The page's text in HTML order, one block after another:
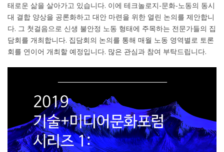
태로운 삶을 살아가고 있습니다. 이에 테크놀로지-문화-노동의 동시
대 결합 양상을 공론화하고 대안 마련을 위한 열린 논의를 제안합니
다. 그 첫걸음으로 신생 불안정 노동 형태에 주목하는 전문가들의 집
담회를 개최합니다. 집담회의 논의를 통해 매월 노동 영역별로 토론
회를 연이어 개최할 예정입니다. 많은 관심과 참여 부탁드립니다.